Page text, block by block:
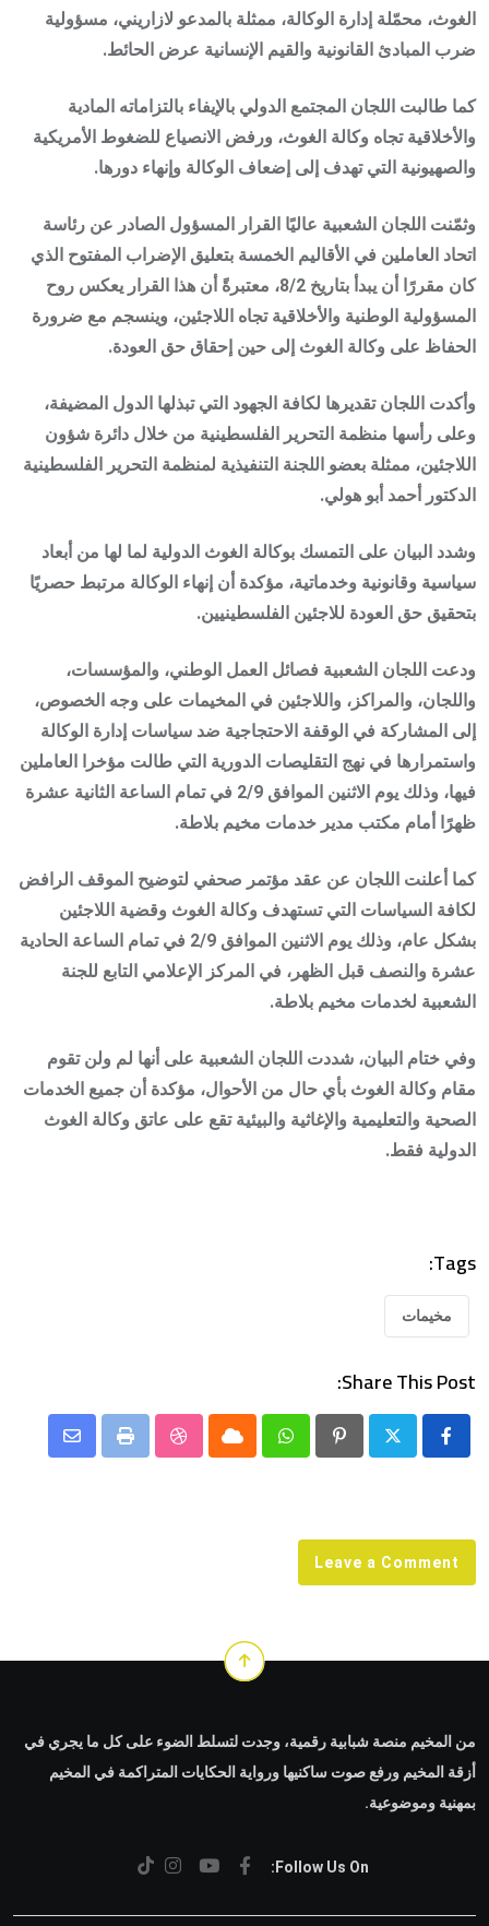
الغوث، محمّلة إدارة الوكالة، ممثلة بالمدعو لازاريني، مسؤولية
ضرب المبادئ القانونية والقيم الإنسانية عرض الحائط.
كما طالبت اللجان المجتمع الدولي بالإيفاء بالتزاماته المادية
والأخلاقية تجاه وكالة الغوث، ورفض الانصياع للضغوط الأمريكية
والصهيونية التي تهدف إلى إضعاف الوكالة وإنهاء دورها.
وثمّنت اللجان الشعبية عاليًا القرار المسؤول الصادر عن رئاسة
اتحاد العاملين في الأقاليم الخمسة بتعليق الإضراب المفتوح الذي
كان مقررًا أن يبدأ بتاريخ 8/2، معتبرةً أن هذا القرار يعكس روح
المسؤولية الوطنية والأخلاقية تجاه اللاجئين، وينسجم مع ضرورة
الحفاظ على وكالة الغوث إلى حين إحقاق حق العودة.
وأكدت اللجان تقديرها لكافة الجهود التي تبذلها الدول المضيفة،
وعلى رأسها منظمة التحرير الفلسطينية من خلال دائرة شؤون
اللاجئين، ممثلة بعضو اللجنة التنفيذية لمنظمة التحرير الفلسطينية
الدكتور أحمد أبو هولي.
وشدد البيان على التمسك بوكالة الغوث الدولية لما لها من أبعاد
سياسية وقانونية وخدماتية، مؤكدة أن إنهاء الوكالة مرتبط حصريًا
بتحقيق حق العودة للاجئين الفلسطينيين.
ودعت اللجان الشعبية فصائل العمل الوطني، والمؤسسات،
واللجان، والمراكز، واللاجئين في المخيمات على وجه الخصوص،
إلى المشاركة في الوقفة الاحتجاجية ضد سياسات إدارة الوكالة
واستمرارها في نهج التقليصات الدورية التي طالت مؤخرا العاملين
فيها، وذلك يوم الاثنين الموافق 2/9 في تمام الساعة الثانية عشرة
ظهرًا أمام مكتب مدير خدمات مخيم بلاطة.
كما أعلنت اللجان عن عقد مؤتمر صحفي لتوضيح الموقف الرافض
لكافة السياسات التي تستهدف وكالة الغوث وقضية اللاجئين
بشكل عام، وذلك يوم الاثنين الموافق 2/9 في تمام الساعة الحادية
عشرة والنصف قبل الظهر، في المركز الإعلامي التابع للجنة
الشعبية لخدمات مخيم بلاطة.
وفي ختام البيان، شددت اللجان الشعبية على أنها لم ولن تقوم
مقام وكالة الغوث بأي حال من الأحوال، مؤكدة أن جميع الخدمات
الصحية والتعليمية والإغاثية والبيئية تقع على عاتق وكالة الغوث
الدولية فقط.
Tags:
مخيمات
Share This Post:
Pinterest
Whatsapp
Cloud
StumbleUpon
Print
Share
Leave a Comment
من المخيم منصة شبابية رقمية، وجدت لتسلط الضوء على كل ما يجري في
أزقة المخيم ورفع صوت ساكنيها ورواية الحكايات المتراكمة في المخيم
بمهنية وموضوعية.
Follow Us On: